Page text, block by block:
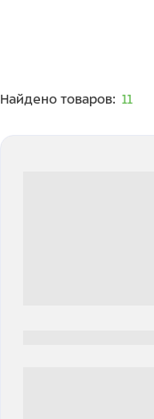
Найдено товаров: 11